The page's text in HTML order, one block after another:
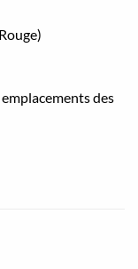
des